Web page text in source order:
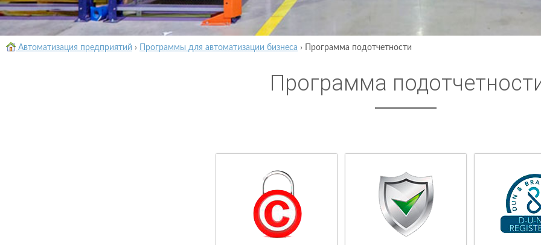
Автоматизация предприятий › Программы для автоматизации бизнеса › Программа подотчетности
Программа